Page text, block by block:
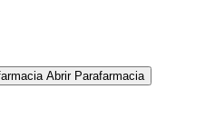
Abrir Parafarmacia